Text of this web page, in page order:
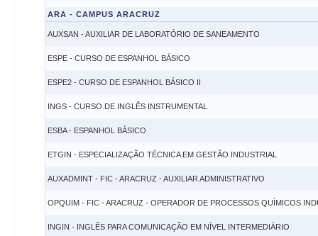
ARA - CAMPUS ARACRUZ
AUXSAN - AUXILIAR DE LABORATÓRIO DE SANEAMENTO
ESPE - CURSO DE ESPANHOL BÁSICO
ESPE2 - CURSO DE ESPANHOL BÁSICO II
INGS - CURSO DE INGLÊS INSTRUMENTAL
ESBA - ESPANHOL BÁSICO
ETGIN - ESPECIALIZAÇÃO TÉCNICA EM GESTÃO INDUSTRIAL
AUXADMINT - FIC - ARACRUZ - AUXILIAR ADMINISTRATIVO
OPQUIM - FIC - ARACRUZ - OPERADOR DE PROCESSOS QUÍMICOS
INGIN - INGLÊS PARA COMUNICAÇÃO EM NÍVEL INTERMEDIÁRIO